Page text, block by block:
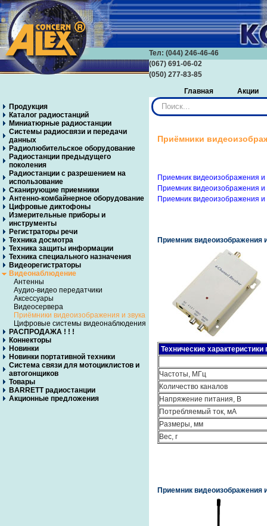
Тел: (044) 246-46-46
(067) 691-06-02
(050) 277-83-85
Главная
Акции
Продукция
Каталог радиостанций
Миниатюрные радиостанции
Системы радиосвязи и передачи
данных
Радиолюбительское оборудование
Радиостанции предыдущего
поколения
Радиостанции с разрешением на
использование
Сканирующие приемники
Антенно-комбайнерное оборудование
Цифровые диктофоны
Измерительные приборы и
инструменты
Регистраторы речи
Техника досмотра
Техника защиты информации
Техника специального назначения
Видеорегистраторы
Видеонаблюдение
Антенны
Аудио-видео передатчики
Аксессуары
Видеосервера
Приёмники видеоизображения и звука
Цифровые системы видеонаблюдения
РАСПРОДАЖА ! ! !
Коннекторы
Новинки
Новинки портативной техники
Система связи для мотоциклистов и
автогонщиков
Товары
BARRETT радиостанции
Акционные предложения
Искать...
Приёмники
Приемник видеоизображения
Приемник видеоизображения
Приемник видеоизображения
Приемник видеоизображения
Технические
Частоты, МГц
Количество каналов
Напряжение питания, В
Потребляемый ток, мА
Размеры, мм
Вес, г
Приемник видеоизображения